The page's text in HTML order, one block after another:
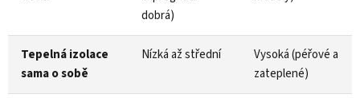
dobrá)
Tepelná izolace
sama o sobě
Nízká až střední
Vysoká (péřové a
zateplené)